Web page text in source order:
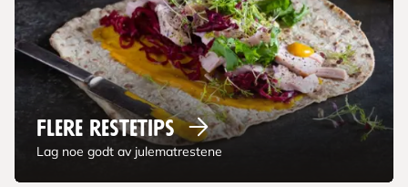
Flere restetips
Lag noe godt av julematrestene